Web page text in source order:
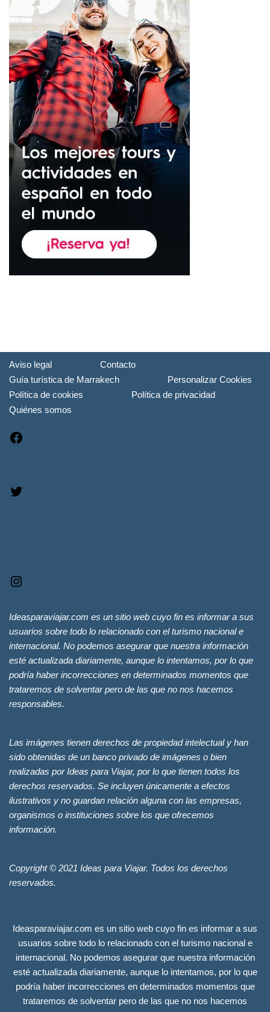
Aviso legal
Contacto
Guía turística de Marrakech
Personalizar Cookies
Política de cookies
Política de privacidad
Quiénes somos
Ideasparaviajar.com es un sitio web cuyo fin es informar a sus
usuarios sobre todo lo relacionado con el turismo nacional e
internacional. No podemos asegurar que nuestra información
esté actualizada diariamente, aunque lo intentamos, por lo que
podría haber incorrecciones en determinados momentos que
trataremos de solventar pero de las que no nos hacemos
responsables.
Las imágenes tienen derechos de propiedad intelectual y han
sido obtenidas de un banco privado de imágenes o bien
realizadas por Ideas para Viajar, por lo que tienen todos los
derechos reservados. Se incluyen únicamente a efectos
ilustrativos y no guardan relación alguna con las empresas,
organismos o instituciones sobre los que ofrecemos
información.
Copyright © 2021 Ideas para Viajar. Todos los derechos
reservados.
Ideasparaviajar.com es un sitio web cuyo fin es informar a sus
usuarios sobre todo lo relacionado con el turismo nacional e
internacional. No podemos asegurar que nuestra información
esté actualizada diariamente, aunque lo intentamos, por lo que
podría haber incorrecciones en determinados momentos que
trataremos de solventar pero de las que no nos hacemos